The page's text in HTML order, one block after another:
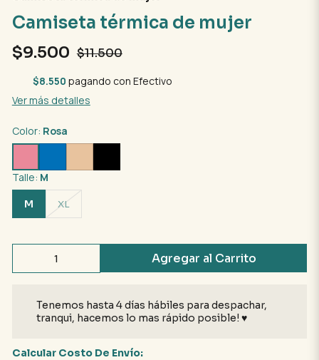
Camiseta térmica de mujer
$9.500 $11.500
$8.550 pagando con Efectivo
Ver más detalles
Color: Rosa
Talle: M
M XL
Agregar al Carrito
Tenemos hasta 4 días hábiles para despachar,
tranqui, hacemos lo mas rápido posible! ♥
Calcular Costo De Envío: